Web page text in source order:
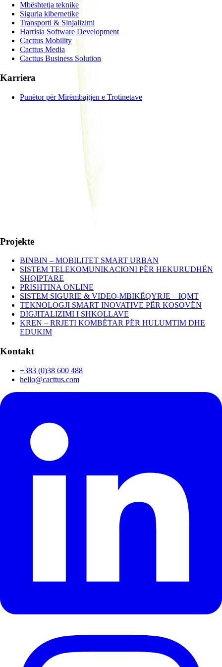
Mbështetja teknike
Siguria kibernetike
Transporti & Sinjalizimi
Harrisia Software Development
Cacttus Mobility
Cacttus Media
Cacttus Business Solution
Karriera
Punëtor për Mirëmbajtjen e Trotinetave
Projekte
BINBIN – MOBILITET SMART URBAN
SISTEM TELEKOMUNIKACIONI PËR HEKURUDHËN
SHQIPTARE
PRISHTINA ONLINE
SISTEM SIGURIE & VIDEO-MBIKËQYRJE – IQMT
TEKNOLOGJI SMART INOVATIVE PËR KOSOVËN
DIGJITALIZIMI I SHKOLLAVE
KREN – RRJETI KOMBËTAR PËR HULUMTIM DHE
EDUKIM
Kontakt
+383 (0)38 600 488
hello@cacttus.com